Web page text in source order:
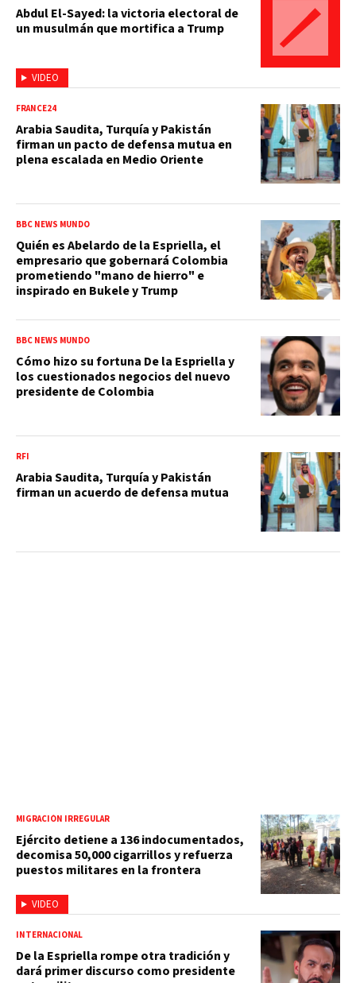
VIDEO
Abdul El-Sayed: la victoria electoral de
un musulmán que mortifica a Trump
FRANCE24
Arabia Saudita, Turquía y Pakistán
firman un pacto de defensa mutua en
plena escalada en Medio Oriente
BBC NEWS MUNDO
Quién es Abelardo de la Espriella, el
empresario que gobernará Colombia
prometiendo "mano de hierro" e
inspirado en Bukele y Trump
BBC NEWS MUNDO
Cómo hizo su fortuna De la Espriella y
los cuestionados negocios del nuevo
presidente de Colombia
RFI
Arabia Saudita, Turquía y Pakistán
firman un acuerdo de defensa mutua
VIDEO
MIGRACIÓN IRREGULAR
Ejército detiene a 136 indocumentados,
decomisa 50,000 cigarrillos y refuerza
puestos militares en la frontera
INTERNACIONAL
De la Espriella rompe otra tradición y
dará primer discurso como presidente